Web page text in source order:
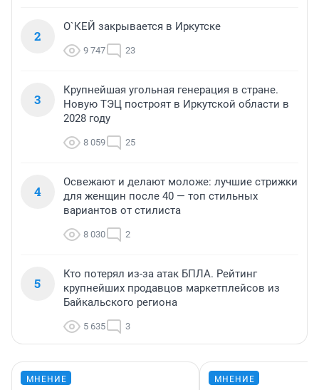
2
О`КЕЙ закрывается в Иркутске
9 747 23
3
Крупнейшая угольная генерация в стране.
Новую ТЭЦ построят в Иркутской области в
2028 году
8 059 25
4
Освежают и делают моложе: лучшие стрижки
для женщин после 40 — топ стильных
вариантов от стилиста
8 030 2
5
Кто потерял из-за атак БПЛА. Рейтинг
крупнейших продавцов маркетплейсов из
Байкальского региона
5 635 3
МНЕНИЕ МНЕНИЕ